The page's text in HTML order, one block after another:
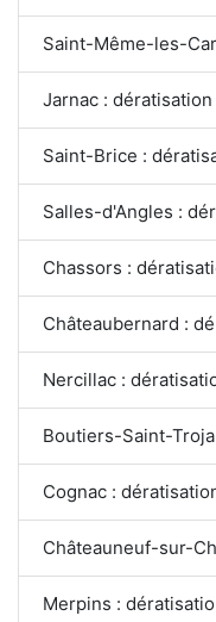
Saint-Même-les-
Jarnac : dératisation
Saint-Brice :
Salles-d'Angles :
Chassors :
Châteaubernard :
Nercillac :
Boutiers-Saint-
Cognac :
Châteauneuf-sur-
Merpins :